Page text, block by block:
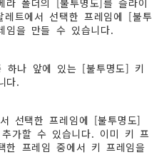
트에서 선택한 프레임에 [불투
임을 만들 수 있습니다.
하나 앞에 있는 [불투명도] 키
다.
선택한 프레임에 [불투명도]
가할 수 있습니다. 이미 키 프
한 프레임 중에서 키 프레임을